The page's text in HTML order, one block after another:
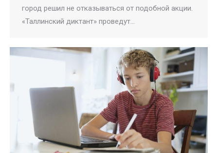
город решил не отказываться от подобной акции.
«Таллинский диктант» проведут…